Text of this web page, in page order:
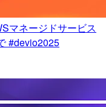
マネージドサービス
#devio2025